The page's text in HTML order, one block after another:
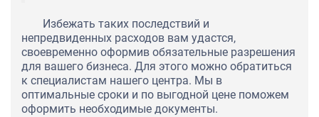
Избежать таких последствий и
непредвиденных расходов вам удастся,
своевременно оформив обязательные разрешения
для вашего бизнеса. Для этого можно обратиться
к специалистам нашего центра. Мы в
оптимальные сроки и по выгодной цене поможем
оформить необходимые документы.